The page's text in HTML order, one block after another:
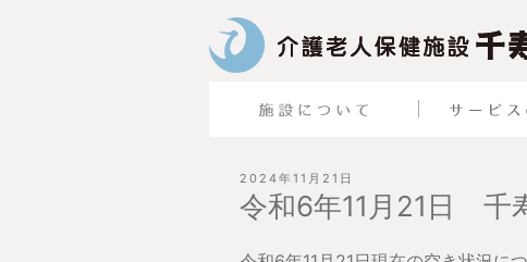
投
稿
日:
2024年11月21日
令和6年11月21日 千